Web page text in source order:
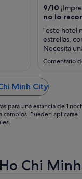
9/10
(1007
no lo
"este hotel
estrellas,
Necesita
llegar 2
Comentario
Minh City
para una estancia de 1
cambios. Pueden aplicarse
Chi